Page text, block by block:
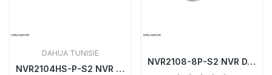
DAHUA TUNISIE
NVR2104HS-P-S2 NVR DAHUA 4 CHANNEL POE UP TO 6MP
NVR2108-8P-S2 NVR DAHUA 8 CHANNEL SMART 1U 8...